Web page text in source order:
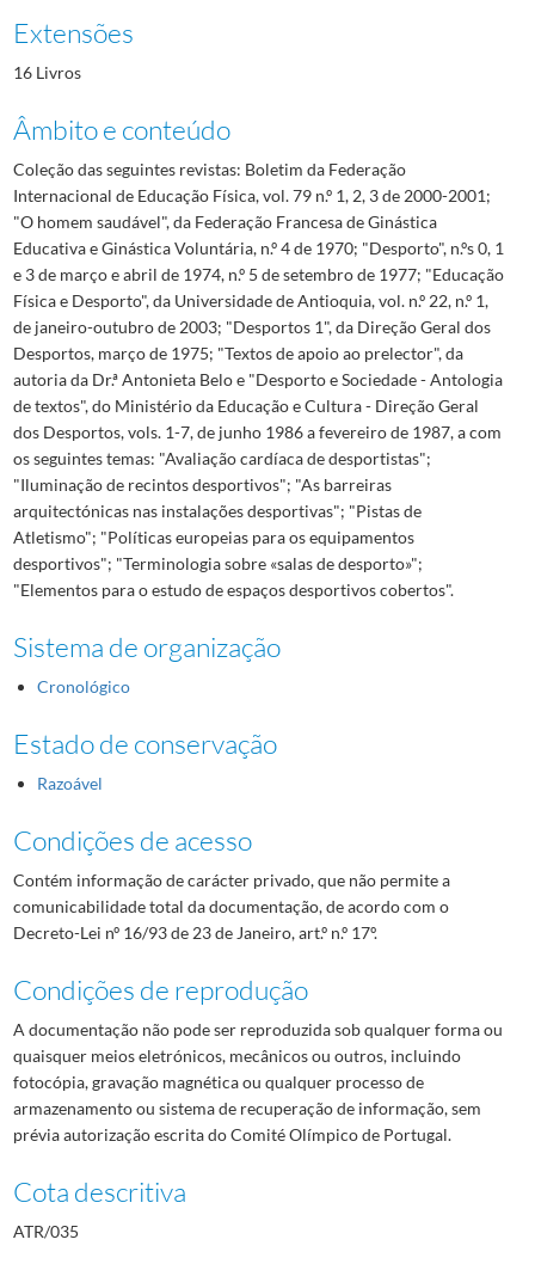
Extensões
16 Livros
Âmbito e conteúdo
Coleção das seguintes revistas: Boletim da Federação
Internacional de Educação Física, vol. 79 n.º 1, 2, 3 de 2000-2001;
"O homem saudável", da Federação Francesa de Ginástica
Educativa e Ginástica Voluntária, n.º 4 de 1970; "Desporto", n.ºs 0, 1
e 3 de março e abril de 1974, n.º 5 de setembro de 1977; "Educação
Física e Desporto", da Universidade de Antioquia, vol. n.º 22, n.º 1,
de janeiro-outubro de 2003; "Desportos 1", da Direção Geral dos
Desportos, março de 1975; "Textos de apoio ao prelector", da
autoria da Dr.ª Antonieta Belo e "Desporto e Sociedade - Antologia
de textos", do Ministério da Educação e Cultura - Direção Geral
dos Desportos, vols. 1-7, de junho 1986 a fevereiro de 1987, a com
os seguintes temas: "Avaliação cardíaca de desportistas";
"Iluminação de recintos desportivos"; "As barreiras
arquitectónicas nas instalações desportivas"; "Pistas de
Atletismo"; "Políticas europeias para os equipamentos
desportivos"; "Terminologia sobre «salas de desporto»";
"Elementos para o estudo de espaços desportivos cobertos".
Sistema de organização
Cronológico
Estado de conservação
Razoável
Condições de acesso
Contém informação de carácter privado, que não permite a
comunicabilidade total da documentação, de acordo com o
Decreto-Lei nº 16/93 de 23 de Janeiro, art.º n.º 17º.
Condições de reprodução
A documentação não pode ser reproduzida sob qualquer forma ou
quaisquer meios eletrónicos, mecânicos ou outros, incluindo
fotocópia, gravação magnética ou qualquer processo de
armazenamento ou sistema de recuperação de informação, sem
prévia autorização escrita do Comité Olímpico de Portugal.
Cota descritiva
ATR/035